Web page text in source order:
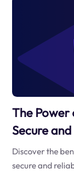
The
Secure
Discover the
secure and